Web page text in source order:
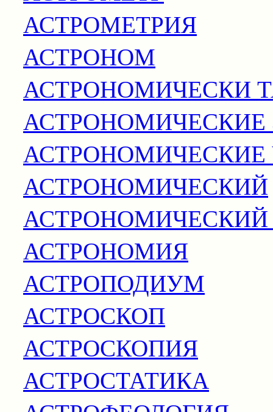
АСТРОМЕТРИЯ
АСТРОНОМ
АСТРОНОМИЧЕСКИ
АСТРОНОМИЧЕСКИЕ
АСТРОНОМИЧЕСКИЙ
АСТРОНОМИЧЕСКИЙ
АСТРОНОМИЯ
АСТРОПОДИУМ
АСТРОСКОП
АСТРОСКОПИЯ
АСТРОСТАТИКА